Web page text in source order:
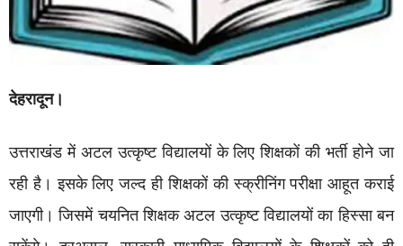
देहरादून।
उत्तराखंड में अटल उत्कृष्ट विद्यालयों के लिए शिक्षकों की भर्ती होने जा
रही है। इसके लिए जल्द ही शिक्षकों की स्क्रीनिंग परीक्षा आहूत कराई
जाएगी। जिसमें चयनित शिक्षक अटल उत्कृष्ट विद्यालयों का हिस्सा बन